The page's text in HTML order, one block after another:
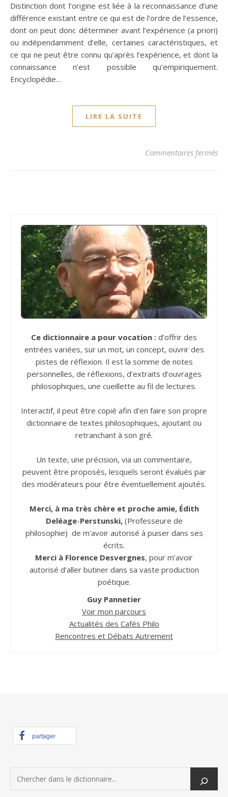
Distinction dont l’origine est liée à la reconnaissance d’une
différence existant entre ce qui est de l’ordre de l’essence,
dont on peut donc déterminer avant l’expérience (a priori)
ou indépendamment d’elle, certaines caractéristiques, et
ce qui ne peut être connu qu’après l’expérience, et dont la
connaissance n’est possible qu’empiriquement.
Encyclopédie…
LIRE LA SUITE
Commentaires fermés
Ce dictionnaire a pour vocation : d’offrir des
entrées variées, sur un mot, un concept, ouvrir des
pistes de réflexion. Il est la somme de notes
personnelles, de réflexions, d’extraits d’ouvrages
philosophiques, une cueillette au fil de lectures.
Interactif, il peut être copié afin d’en faire son propre
dictionnaire de textes philosophiques, ajoutant ou
retranchant à son gré.
Un texte, une précision, via un commentaire,
peuvent être proposés, lesquels seront évalués par
des modérateurs pour être éventuellement ajoutés.
Merci, à ma très chère et proche amie, Édith
Deléage-Perstunski,(Professeure de
philosophie) de m’avoir autorisé à puiser dans ses
écrits.
Merci à Florence Desvergnes, pour m’avoir
autorisé d’aller butiner dans sa vaste production
poétique.
Guy Pannetier
Voir mon parcours
Actualités des Cafés Philo
Rencontres et Débats Autrement
partager